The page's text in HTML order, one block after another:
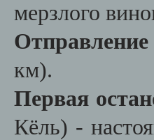
мерзлого
км).
Первая
Кёль) -